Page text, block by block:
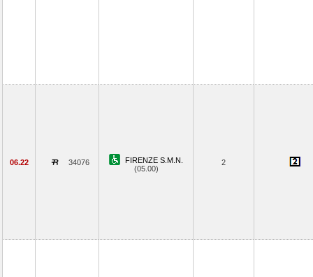
06.22 34076
FIRENZE S.M.N.
(05.00)
2